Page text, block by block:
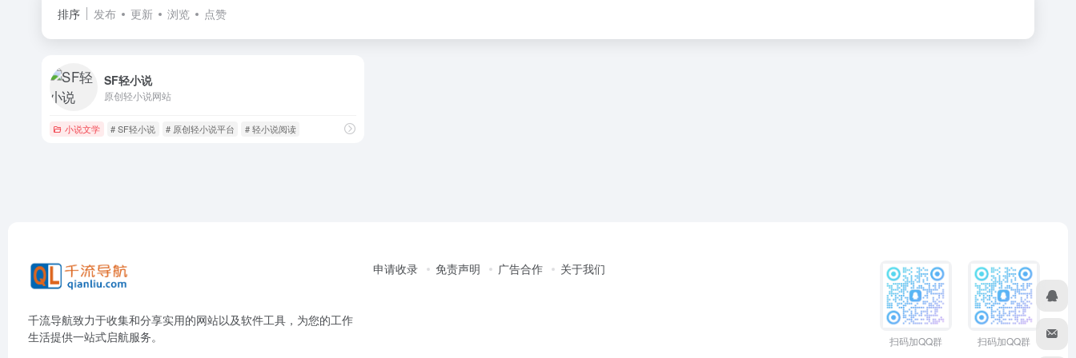
排序 发布 更新 浏览 点赞
SF轻小说
原创轻小说网站
小说文学 # SF轻小说 # 原创轻小说平台 # 轻小说阅读
千流导航致力于收集和分享实用的网站以及软件工具，为您的工作
生活提供一站式启航服务。
申请收录 免责声明 广告合作 关于我们
扫码加QQ群 扫码加QQ群